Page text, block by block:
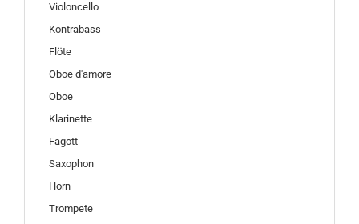
Violoncello
Kontrabass
Flöte
Oboe d'amore
Oboe
Klarinette
Fagott
Saxophon
Horn
Trompete